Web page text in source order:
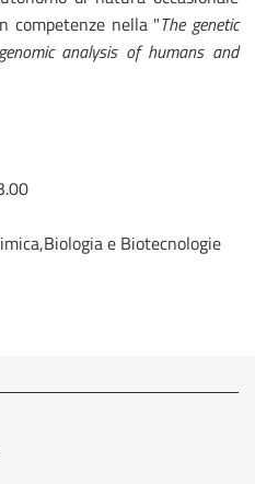
competenze nella "The genetic
analysis of humans and
e Biotecnologie